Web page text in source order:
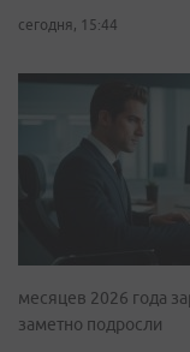
сегодня, 15:44
месяцев 2026 года
заметно подросли